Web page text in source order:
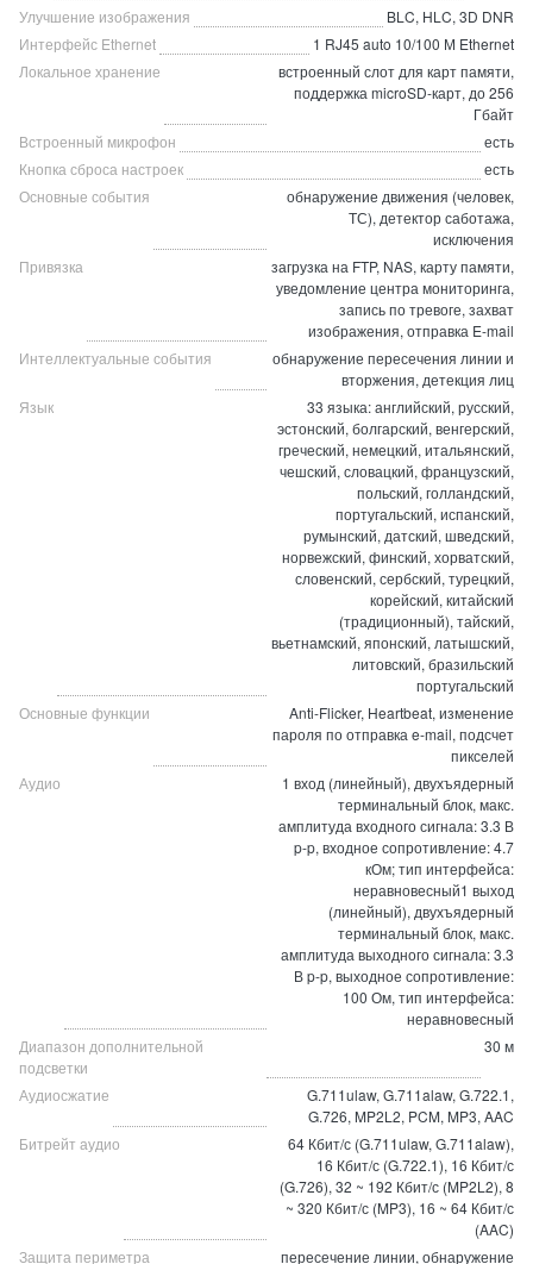
Улучшение изображения
BLC, HLC, 3D DNR
Интерфейс Ethernet
1 RJ45 auto 10/100 М Ethernet
Локальное хранение
встроенный слот для карт памяти,
поддержка microSD-карт, до 256
Гбайт
Встроенный микрофон
есть
Кнопка сброса настроек
есть
Основные события
обнаружение движения (человек,
ТС), детектор саботажа,
исключения
Привязка
загрузка на FTP, NAS, карту памяти,
уведомление центра мониторинга,
запись по тревоге, захват
изображения, отправка E-mail
Интеллектуальные события
обнаружение пересечения линии и
вторжения, детекция лиц
Язык
33 языка: английский, русский,
эстонский, болгарский, венгерский,
греческий, немецкий, итальянский,
чешский, словацкий, французский,
польский, голландский,
португальский, испанский,
румынский, датский, шведский,
норвежский, финский, хорватский,
словенский, сербский, турецкий,
корейский, китайский
(традиционный), тайский,
вьетнамский, японский, латышский,
литовский, бразильский
португальский
Основные функции
Anti-Flicker, Heartbeat, изменение
пароля по отправка e-mail, подсчет
пикселей
Аудио
1 вход (линейный), двухъядерный
терминальный блок, макс.
амплитуда входного сигнала: 3.3 В
p-p, входное сопротивление: 4.7
кОм; тип интерфейса:
неравновесный1 выход
(линейный), двухъядерный
терминальный блок, макс.
амплитуда выходного сигнала: 3.3
В p-p, выходное сопротивление:
100 Ом, тип интерфейса:
неравновесный
Диапазон дополнительной
подсветки
30 м
Аудиосжатие
G.711ulaw, G.711alaw, G.722.1,
G.726, MP2L2, PCM, MP3, AAC
Битрейт аудио
64 Кбит/с (G.711ulaw, G.711alaw),
16 Кбит/с (G.722.1), 16 Кбит/с
(G.726), 32 ~ 192 Кбит/с (MP2L2), 8
~ 320 Кбит/с (MP3), 16 ~ 64 Кбит/с
(AAC)
Защита периметра
пересечение линии, обнаружение